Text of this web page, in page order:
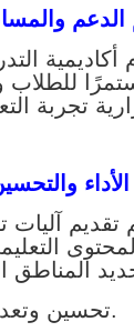
الدعم
الأداء
تقديم آليات
المناطق
تحسين وتعديل.